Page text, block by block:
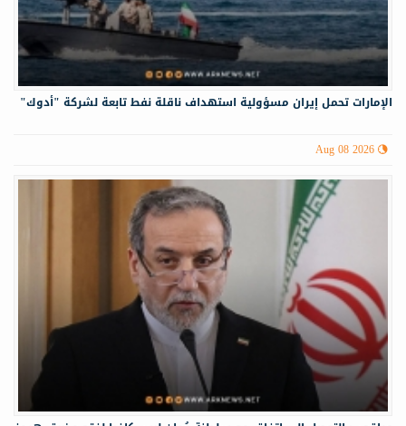
الإمارات تحمل إيران مسؤولية استهداف ناقلة نفط تابعة لشركة "أدوك"
Aug 08 2026